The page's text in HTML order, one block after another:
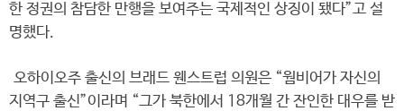
한 정권의 참담한 만행을 보여주는 국제적인 상징이 됐다”고 설
명했다.
오하이오주 출신의 브래드 웬스트럽 의원은 “웜비어가 자신의
지역구 출신”이라며 “그가 북한에서 18개월 간 잔인한 대우를 받